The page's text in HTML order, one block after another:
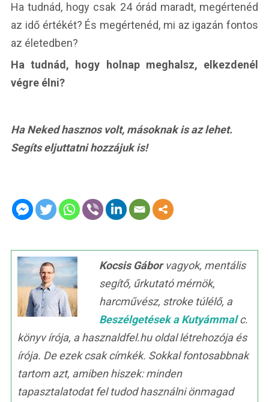
Ha tudnád, hogy csak 24 órád maradt, megértenéd
az idő értékét? És megértenéd, mi az igazán fontos
az életedben?
Ha tudnád, hogy holnap meghalsz, elkezdenél
végre élni?
Ha Neked hasznos volt, másoknak is az lehet.
Segíts eljuttatni hozzájuk is!
Kocsis Gáborvagyok, mentális
segítő, űrkutató mérnök,
harcművész, stroke túlélő, a
Beszélgetések a Kutyámmalc.
könyv írója, a hasznaldfel.hu oldal létrehozója és
írója. De ezek csak címkék. Sokkal fontosabbnak
tartom azt, amiben hiszek: minden
tapasztalatodat fel tudod használni önmagad